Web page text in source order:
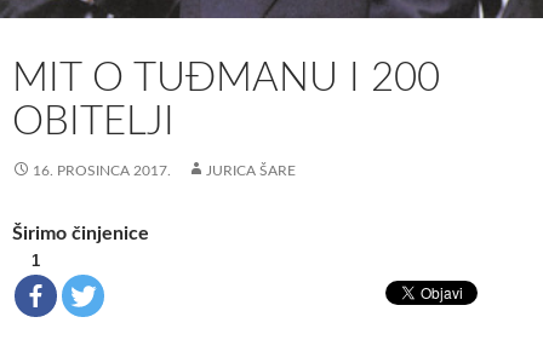
MIT O TUĐMANU I 200
OBITELJI
16. PROSINCA 2017. JURICA ŠARE
Širimo činjenice
1